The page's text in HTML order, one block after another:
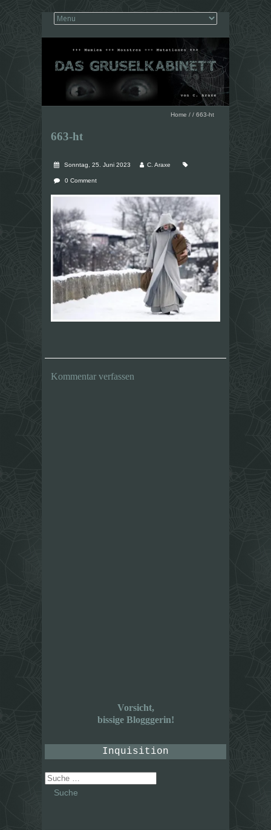
Home / / 663-ht
663-ht
Sonntag, 25. Juni 2023 C. Araxe
0 Comment
Kommentar verfassen
Vorsicht,
bissige Blogggerin!
Inquisition
Suche
nach: